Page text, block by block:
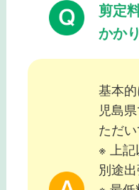
剪定
かか
基本
児島
ただい
※ 上記
別途